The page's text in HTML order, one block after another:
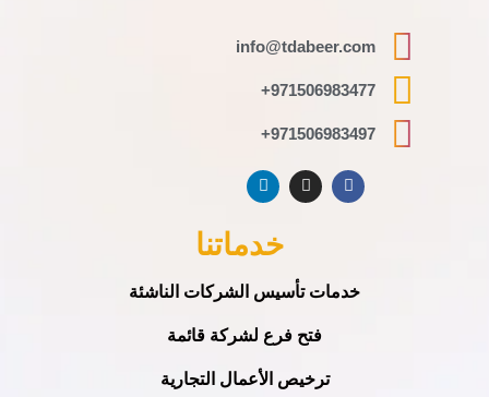
info@tdabeer.com
971506983477+
971506983497+
خدماتنا
خدمات تأسيس الشركات الناشئة
فتح فرع لشركة قائمة
ترخيص الأعمال التجارية